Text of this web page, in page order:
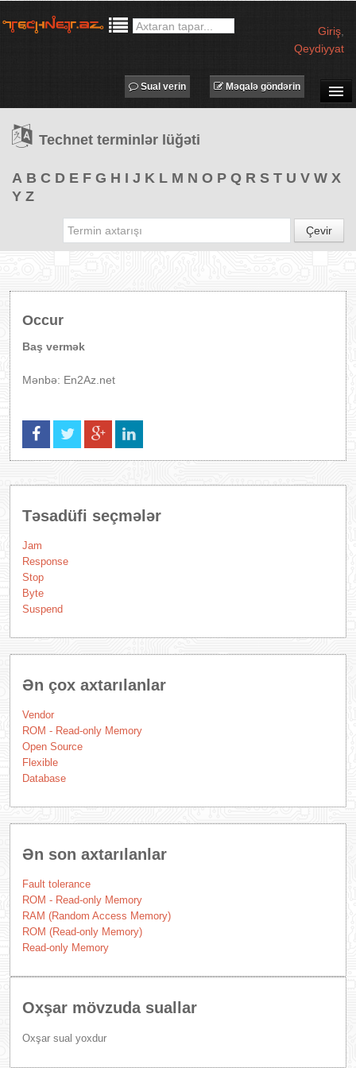
Giriş
Qeydiyyat
TƏDBİRLƏR
PROQRAMLAR
Məqalə göndərin
Sual verin
Technet terminlər lüğəti
A B C D E F G H I J K L M N O P Q R S T U V W X
Y Z
Çevir
Occur
Baş vermək
Mənbə: En2Az.net
Təsadüfi seçmələr
Jam
Response
Stop
Byte
Suspend
Ən çox axtarılanlar
Vendor
ROM - Read-only Memory
Open Source
Flexible
Database
Ən son axtarılanlar
Fault tolerance
ROM - Read-only Memory
RAM (Random Access Memory)
ROM (Read-only Memory)
Read-only Memory
Oxşar mövzuda suallar
Oxşar sual yoxdur